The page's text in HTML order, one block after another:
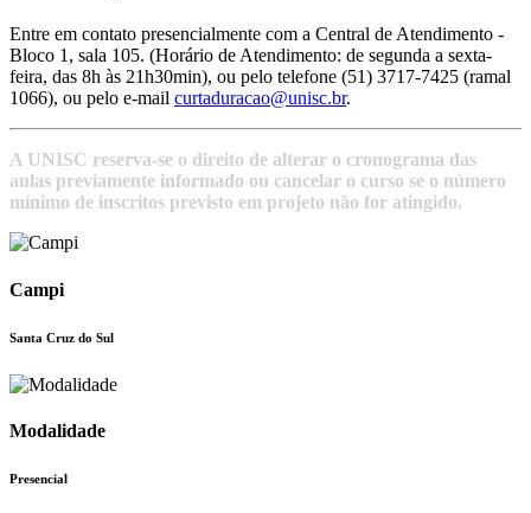
Entre em contato presencialmente com a Central de Atendimento -
Bloco 1, sala 105. (Horário de Atendimento: de segunda a sexta-
feira, das 8h às 21h30min), ou pelo telefone (51) 3717-7425 (ramal
1066), ou pelo e-mail curtaduracao@unisc.br.
A UNISC reserva-se o direito de alterar o cronograma das
aulas previamente informado ou cancelar o curso se o número
mínimo de inscritos previsto em projeto não for atingido.
Campi
Santa Cruz do Sul
Modalidade
Presencial